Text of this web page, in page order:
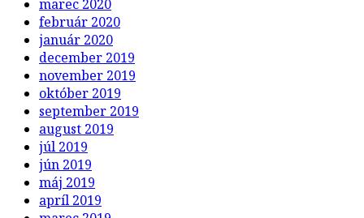
marec 2020
február 2020
január 2020
december 2019
november 2019
október 2019
september 2019
august 2019
júl 2019
jún 2019
máj 2019
apríl 2019